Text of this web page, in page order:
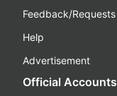
Feedback/Requests
Help
Advertisement
Official Accounts